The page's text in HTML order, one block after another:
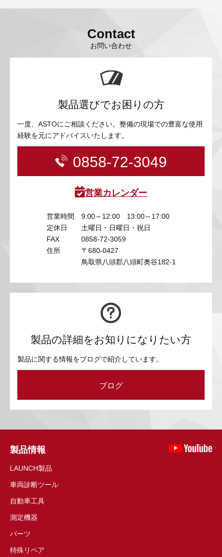
Contact
お問い合わせ
製品選びでお困りの方
一度、ASTOにご相談ください。整備の現場での豊富な使用
経験を元にアドバイスいたします。
0858-72-3049
営業カレンダー
営業時間
9:00～12:00 13:00～17:00
定休日
土曜日・日曜日・祝日
FAX
0858-72-3059
住所
〒680-0427
鳥取県八頭郡八頭町奥谷182-1
製品の詳細をお知りになりたい方
製品に関する情報をブログで紹介しています。
ブログ
製品情報
LAUNCH製品
車両診断ツール
自動車工具
測定機器
パーツ
特殊リペア